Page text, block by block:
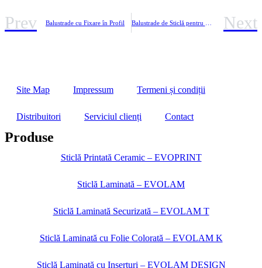
Prev Balustrade cu Fixare în Profil Balustrade de Sticlă pentru Exterior Next
Site Map Impressum Termeni și condiții
Distribuitori Serviciul clienți Contact
Produse
Sticlă Printată Ceramic – EVOPRINT
Sticlă Laminată – EVOLAM
Sticlă Laminată Securizată – EVOLAM T
Sticlă Laminată cu Folie Colorată – EVOLAM K
Sticlă Laminată cu Inserturi – EVOLAM DESIGN